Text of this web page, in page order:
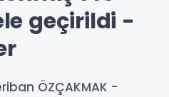
geçirildi -
ÖZÇAKMAK -